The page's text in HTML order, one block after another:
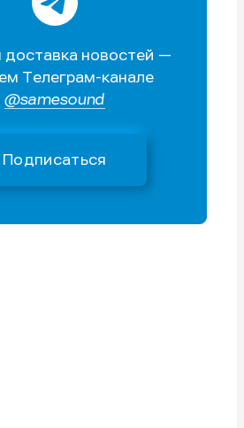
доставка новостей —
Телеграм-канале
@samesound
Подписаться